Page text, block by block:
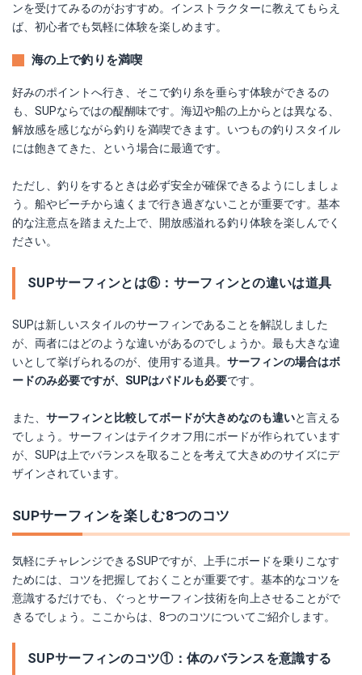
ンを受けてみるのがおすすめ。インストラクターに教えてもらえ
ば、初心者でも気軽に体験を楽しめます。
海の上で釣りを満喫
好みのポイントへ行き、そこで釣り糸を垂らす体験ができるの
も、SUPならではの醍醐味です。海辺や船の上からとは異なる、
解放感を感じながら釣りを満喫できます。いつもの釣りスタイル
には飽きてきた、という場合に最適です。
ただし、釣りをするときは必ず安全が確保できるようにしましょ
う。船やビーチから遠くまで行き過ぎないことが重要です。基本
的な注意点を踏まえた上で、開放感溢れる釣り体験を楽しんでく
ださい。
SUPサーフィンとは⑥：サーフィンとの違いは道具
SUPは新しいスタイルのサーフィンであることを解説しました
が、両者にはどのような違いがあるのでしょうか。最も大きな違
いとして挙げられるのが、使用する道具。 サーフィンの場合はボ
ードのみ必要ですが、SUPはパドルも必要です。
また、 サーフィンと比較してボードが大きめなのも違いと言える
でしょう。サーフィンはテイクオフ用にボードが作られています
が、SUPは上でバランスを取ることを考えて大きめのサイズにデ
ザインされています。
SUPサーフィンを楽しむ8つのコツ
気軽にチャレンジできるSUPですが、上手にボードを乗りこなす
ためには、コツを把握しておくことが重要です。基本的なコツを
意識するだけでも、ぐっとサーフィン技術を向上させることがで
きるでしょう。ここからは、8つのコツについてご紹介します。
SUPサーフィンのコツ①：体のバランスを意識する